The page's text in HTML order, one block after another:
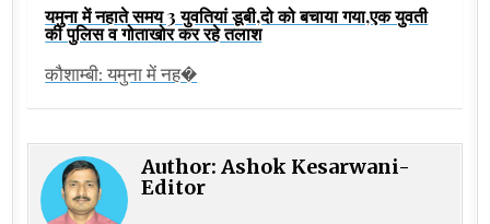
यमुना में नहाते समय 3 युवतियां डूबी,दो को बचाया गया,एक युवती
की पुलिस व गोताखोर कर रहे तलाश
कौशाम्बी: यमुना में नह�
Author:Ashok Kesarwani-
Editor